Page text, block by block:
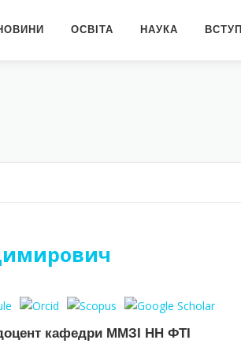
ОСВІТА НАУКА ВСТУП
кафедри ММЗІ НН ФТІ